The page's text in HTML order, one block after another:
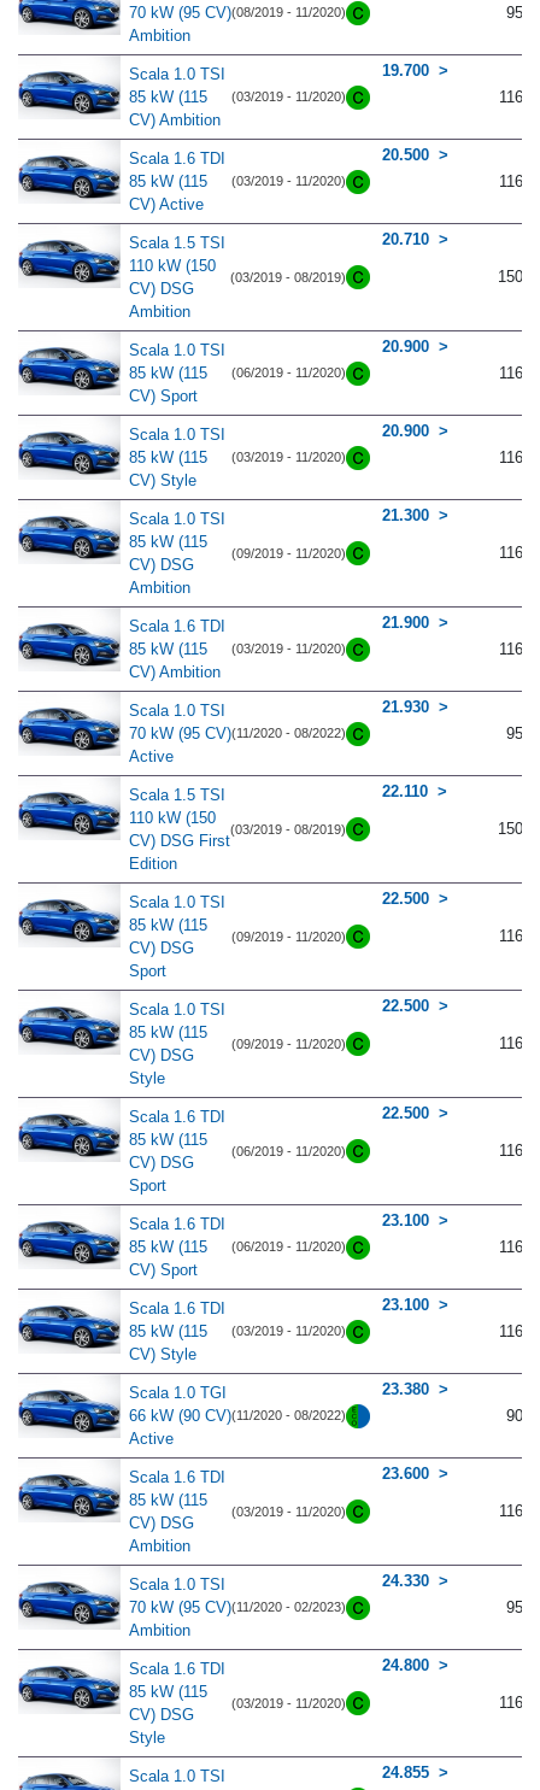
70 kW (95 CV)
Ambition
(08/2019 - 11/2020)
95
Scala 1.0 TSI
85 kW (115
CV) Ambition
(03/2019 - 11/2020)
19.700
116
Scala 1.6 TDI
85 kW (115
CV) Active
(03/2019 - 11/2020)
20.500
116
Scala 1.5 TSI
110 kW (150
CV) DSG
Ambition
(03/2019 - 08/2019)
20.710
150
Scala 1.0 TSI
85 kW (115
CV) Sport
(06/2019 - 11/2020)
20.900
116
Scala 1.0 TSI
85 kW (115
CV) Style
(03/2019 - 11/2020)
20.900
116
Scala 1.0 TSI
85 kW (115
CV) DSG
Ambition
(09/2019 - 11/2020)
21.300
116
Scala 1.6 TDI
85 kW (115
CV) Ambition
(03/2019 - 11/2020)
21.900
116
Scala 1.0 TSI
70 kW (95 CV)
Active
(11/2020 - 08/2022)
21.930
95
Scala 1.5 TSI
110 kW (150
CV) DSG First
Edition
(03/2019 - 08/2019)
22.110
150
Scala 1.0 TSI
85 kW (115
CV) DSG
Sport
(09/2019 - 11/2020)
22.500
116
Scala 1.0 TSI
85 kW (115
CV) DSG
Style
(09/2019 - 11/2020)
22.500
116
Scala 1.6 TDI
85 kW (115
CV) DSG
Sport
(06/2019 - 11/2020)
22.500
116
Scala 1.6 TDI
85 kW (115
CV) Sport
(06/2019 - 11/2020)
23.100
116
Scala 1.6 TDI
85 kW (115
CV) Style
(03/2019 - 11/2020)
23.100
116
Scala 1.0 TGI
66 kW (90 CV)
Active
(11/2020 - 08/2022)
23.380
90
Scala 1.6 TDI
85 kW (115
CV) DSG
Ambition
(03/2019 - 11/2020)
23.600
116
Scala 1.0 TSI
70 kW (95 CV)
Ambition
(11/2020 - 02/2023)
24.330
95
Scala 1.6 TDI
85 kW (115
CV) DSG
Style
(03/2019 - 11/2020)
24.800
116
Scala 1.0 TSI
24.855